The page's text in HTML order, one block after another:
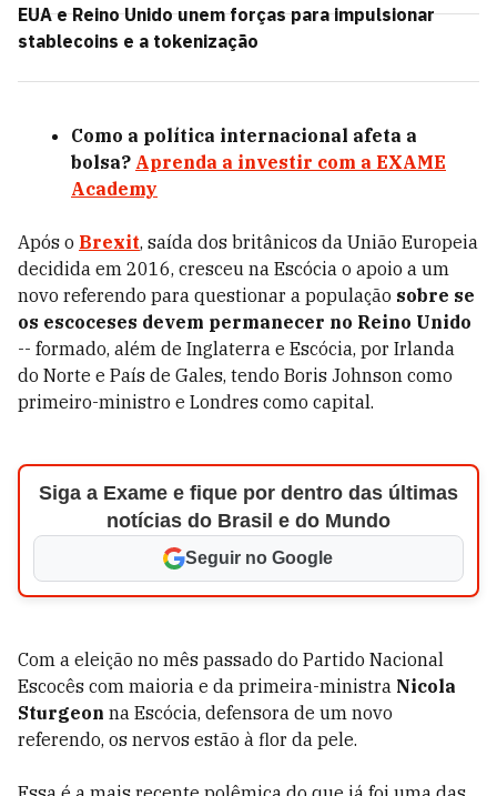
EUA e Reino Unido unem forças para impulsionar
stablecoins e a tokenização
Como a política internacional afeta a
bolsa? Aprenda a investir com a EXAME
Academy
Após o Brexit, saída dos britânicos da União Europeia
decidida em 2016, cresceu na Escócia o apoio a um
novo referendo para questionar a população sobre se
os escoceses devem permanecer no Reino Unido
-- formado, além de Inglaterra e Escócia, por Irlanda
do Norte e País de Gales, tendo Boris Johnson como
primeiro-ministro e Londres como capital.
Siga a Exame e fique por dentro das últimas
notícias do Brasil e do Mundo
Seguir no Google
Com a eleição no mês passado do Partido Nacional
Escocês com maioria e da primeira-ministra Nicola
Sturgeon na Escócia, defensora de um novo
referendo, os nervos estão à flor da pele.